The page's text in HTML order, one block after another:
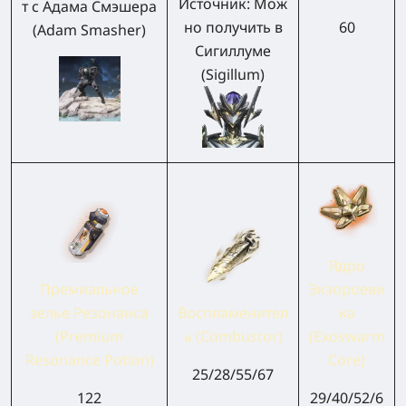
т с Адама Смэшера
(Adam Smasher)
но получить в
Сигиллуме
(Sigillum)
60
Премиальное
зелье Резонанса
(Premium
Resonance Potion)
122
Воспламенител
ь (Combustor)
25/28/55/67
Ядро
Экзороеви
ка
(Exoswarm
Core)
29/40/52/6